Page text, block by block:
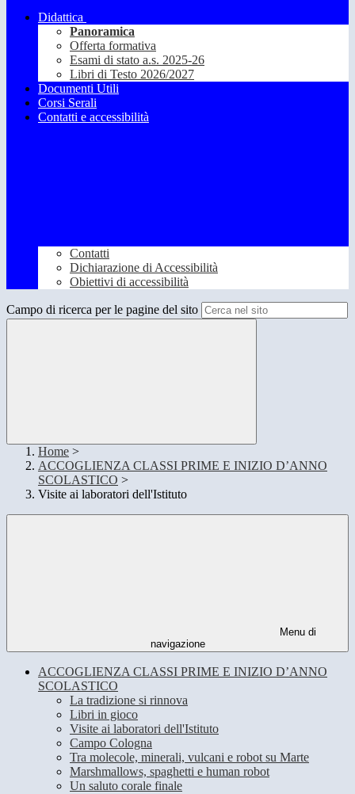
Didattica
Panoramica
Offerta formativa
Esami di stato a.s. 2025-26
Libri di Testo 2026/2027
Documenti Utili
Corsi Serali
Contatti e accessibilità
Contatti
Dichiarazione di Accessibilità
Obiettivi di accessibilità
Campo di ricerca per le pagine del sito
Home >
ACCOGLIENZA CLASSI PRIME E INIZIO D’ANNO
SCOLASTICO >
Visite ai laboratori dell'Istituto
Menu di
navigazione
ACCOGLIENZA CLASSI PRIME E INIZIO D’ANNO
SCOLASTICO
La tradizione si rinnova
Libri in gioco
Visite ai laboratori dell'Istituto
Campo Cologna
Tra molecole, minerali, vulcani e robot su Marte
Marshmallows, spaghetti e human robot
Un saluto corale finale